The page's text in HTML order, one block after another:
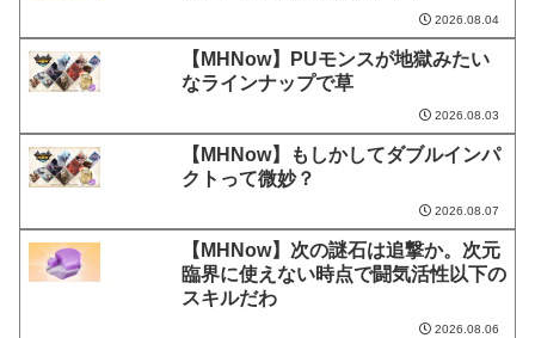
2026.08.04
【MHNow】PUモンスが地獄みたい
なラインナップで草
2026.08.03
【MHNow】もしかしてダブルインパ
クトって微妙？
2026.08.07
【MHNow】次の謎石は追撃か。次元
臨界に使えない時点で闘気活性以下の
スキルだわ
2026.08.06